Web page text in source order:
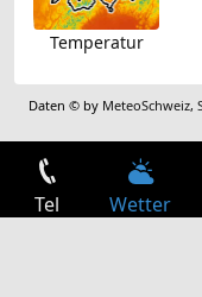
Temperatur
Daten © by MeteoSchweiz,
Tel Wetter